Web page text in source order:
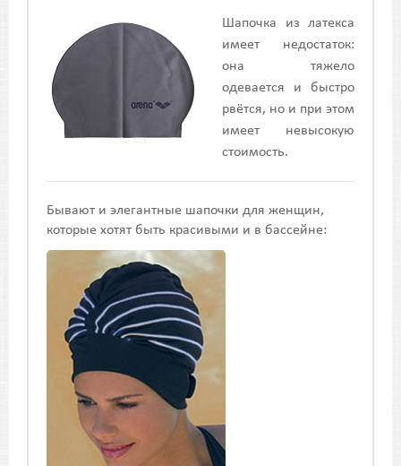
Шапочка из латекса
имеет недостаток:
она тяжело
одевается и быстро
рвётся, но и при этом
имеет невысокую
стоимость.
Бывают и элегантные шапочки для женщин,
которые хотят быть красивыми и в бассейне: